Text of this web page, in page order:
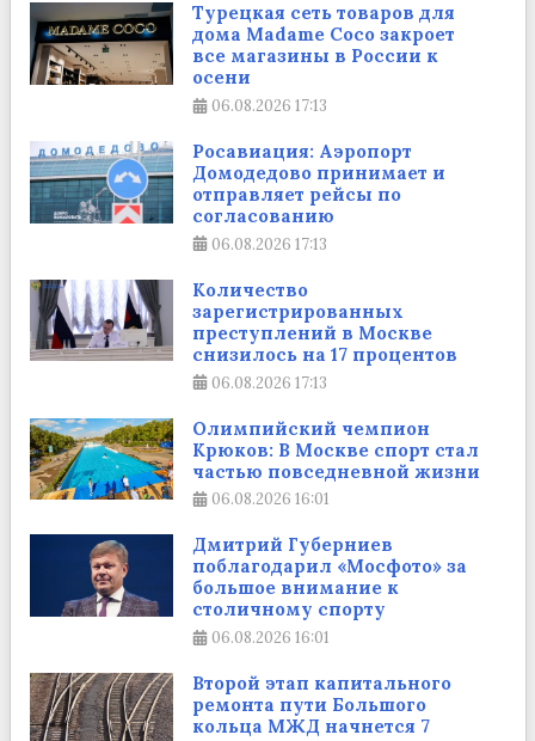
Турецкая сеть товаров для
дома Madame Coco закроет
все магазины в России к
осени
06.08.2026 17:13
Росавиация: Аэропорт
Домодедово принимает и
отправляет рейсы по
согласованию
06.08.2026 17:13
Количество
зарегистрированных
преступлений в Москве
снизилось на 17 процентов
06.08.2026 17:13
Олимпийский чемпион
Крюков: В Москве спорт стал
частью повседневной жизни
06.08.2026 16:01
Дмитрий Губерниев
поблагодарил «Мосфото» за
большое внимание к
столичному спорту
06.08.2026 16:01
Второй этап капитального
ремонта пути Большого
кольца МЖД начнется 7